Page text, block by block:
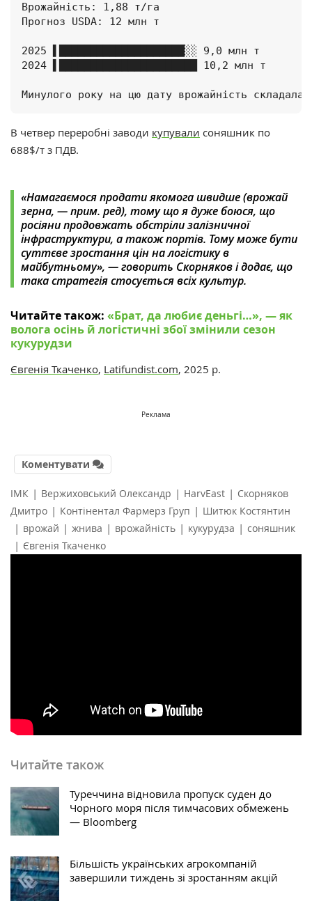
Врожайність: 1,88 т/га
Прогноз USDA: 12 млн т
2025 ▌████████████████████░░ 9,0 млн т
2024 ▌██████████████████████ 10,2 млн т
Минулого року на цю дату врожайність
В четвер переробні заводи купували соняшник по
688$/т з ПДВ.
«Намагаємося продати якомога швидше (врожай
зерна, — прим. ред), тому що я дуже боюся, що
росіяни продовжать обстрілизалізничної
інфраструктури, а також портів. Тому може бути
суттєве зростання цін на логістику в
майбутньому», — говорить Скорняков і додає, що
така стратегія стосується всіх культур.
Читайте також: «Брат, да любиє деньгі…», — як
волога осінь й логістичні збої змінили сезон
кукурудзи
Євгенія Ткаченко, Latifundist.com, 2025 р.
Реклама
Коментувати
ІМК | Вержиховський Олександр | HarvEast | Скорняков
Дмитро | Контінентал Фармерз Груп | Шитюк Костянтин
| врожай | жнива | врожайність | кукурудза | соняшник
| Євгенія Ткаченко
Читайте також
Туреччина відновила пропуск суден до
Чорного моря після тимчасових обмежень
— Bloomberg
Більшість українських агрокомпаній
завершили тиждень зі зростанням акцій